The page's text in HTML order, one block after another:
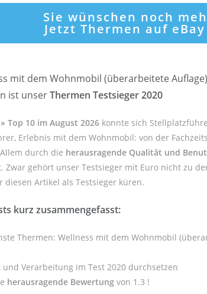
Sie wünschen noch
Jetzt Thermen auf
mit dem Wohnmobil (überarbeitete
ist unserThermen Testsieger 2020
Top 10 im August 2026 konnte sich
Erlebnis mit dem Wohnmobil: von der
durch die herausragende Qualität und
gehört unser Testsieger mit Euro nicht zu
Artikel als Testsieger küren.
kurz zusammengefasst:
Thermen: Wellness mit dem Wohnmobil
Verarbeitung im Test 2020 durchsetzen
herausragende Bewertung von 1.3 !